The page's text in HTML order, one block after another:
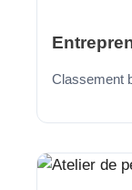
Classement